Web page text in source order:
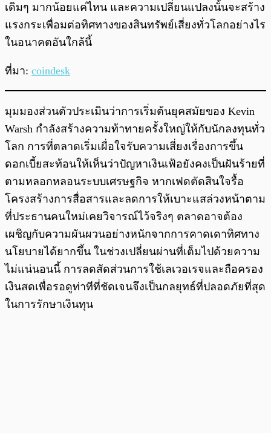
เดิมๆ มากน้อยแค่ไหน และความเปลี่ยนแปลงนั้นจะสร้าง
แรงกระเพื่อมต่อทิศทางของสินทรัพย์เสี่ยงทั่วโลกอย่างไร
ในอนาคตอันใกล้นี้
ที่มา: coindesk
มุมมองส่วนตัวประเมินว่าการเริ่มต้นยุคสมัยของ Kevin
Warsh กำลังสร้างความท้าทายครั้งใหญ่ให้กับนักลงทุนทั่ว
โลก การที่ตลาดเริ่มเผื่อใจรับความเสี่ยงเรื่องการขึ้น
ดอกเบี้ยสะท้อนให้เห็นว่าปัญหาเงินเฟ้อยังคงเป็นฝันร้ายที่
ตามหลอกหลอนระบบเศรษฐกิจ หากเฟดตัดสินใจรื้อ
โครงสร้างการสื่อสารและลดการให้เบาะแสล่วงหน้าตาม
ที่ประธานคนใหม่เคยวิจารณ์ไว้จริงๆ ตลาดอาจต้อง
เผชิญกับความผันผวนอย่างหนักจากการคาดเดาทิศทาง
นโยบายได้ยากขึ้น ในช่วงเปลี่ยนผ่านที่เต็มไปด้วยความ
ไม่แน่นอนนี้ การลดสัดส่วนการใช้เลเวอเรจและถือครอง
เงินสดเพื่อรอดูท่าทีที่ชัดเจนจึงเป็นกลยุทธ์ที่ปลอดภัยที่สุด
ในการรักษาเงินทุน